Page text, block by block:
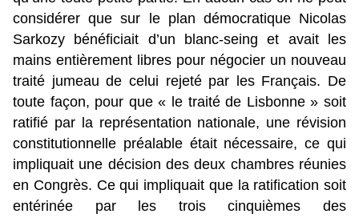
considérer que sur le plan démocratique Nicolas
Sarkozy bénéficiait d’un blanc-seing et avait les
mains entièrement libres pour négocier un nouveau
traité jumeau de celui rejeté par les Français. De
toute façon, pour que « le traité de Lisbonne » soit
ratifié par la représentation nationale, une révision
constitutionnelle préalable était nécessaire, ce qui
impliquait une décision des deux chambres réunies
en Congrès. Ce qui impliquait que la ratification soit
entérinée par les trois cinquièmes des